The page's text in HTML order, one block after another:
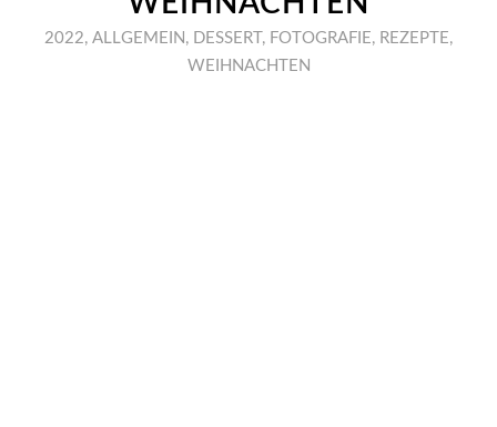
2022, ALLGEMEIN , DESSERT , FOTOGRAFIE, REZEPTE,
WEIHNACHTEN